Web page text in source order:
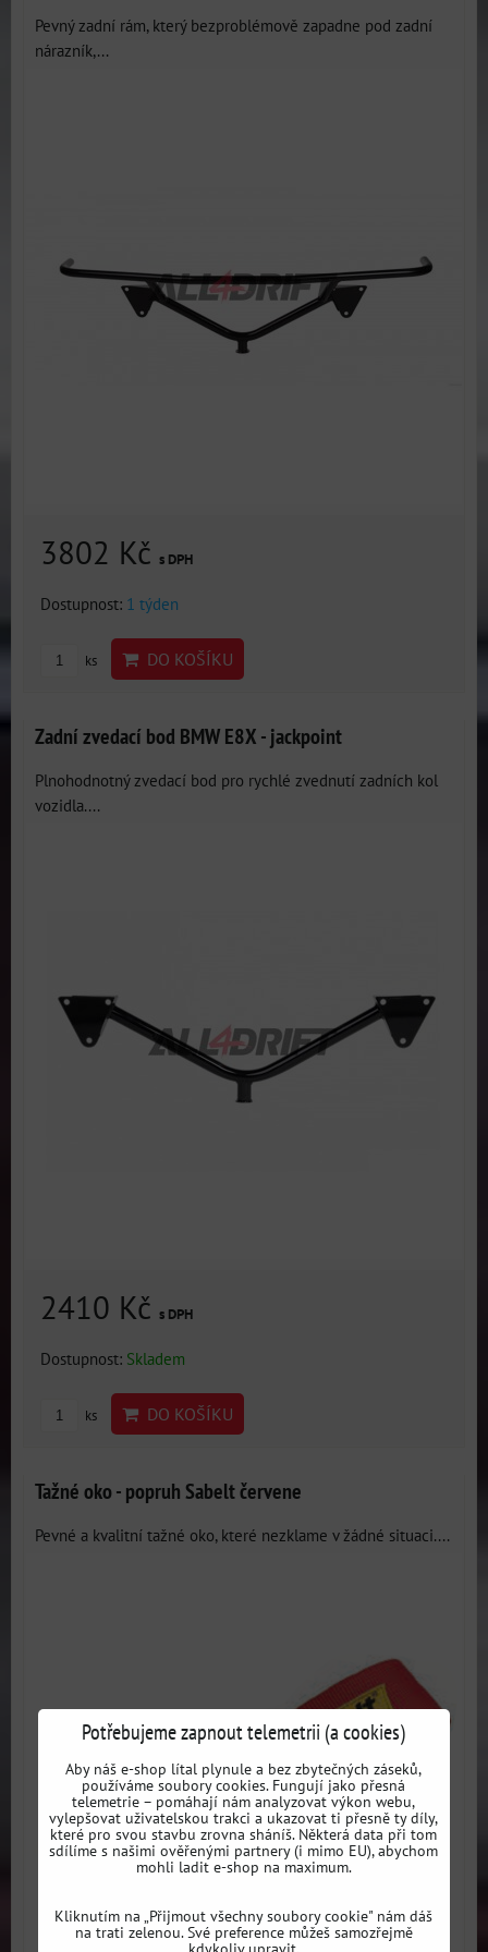
Pevný zadní rám, který bezproblémově zapadne pod zadní
nárazník,...
3802 Kč s DPH
Dostupnost: 1 týden
ks DO KOŠÍKU
Zadní zvedací bod BMW E8X - jackpoint
Plnohodnotný zvedací bod pro rychlé zvednutí zadních kol
vozidla....
2410 Kč s DPH
Dostupnost: Skladem
ks DO KOŠÍKU
Tažné oko - popruh Sabelt červene
Pevné a kvalitní tažné oko, které nezklame v žádné situaci....
Potřebujeme zapnout telemetrii (a cookies)
Aby náš e-shop lítal plynule a bez zbytečných záseků,
používáme soubory cookies. Fungují jako přesná
telemetrie – pomáhají nám analyzovat výkon webu,
vylepšovat uživatelskou trakci a ukazovat ti přesně ty díly,
které pro svou stavbu zrovna sháníš. Některá data při tom
sdílíme s našimi ověřenými partnery (i mimo EU), abychom
mohli ladit e-shop na maximum.
Kliknutím na „Přijmout všechny soubory cookie" nám dáš
na trati zelenou. Své preference můžeš samozřejmě